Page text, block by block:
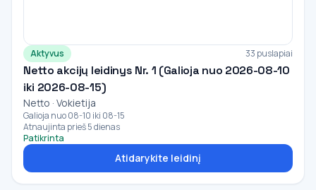
Aktyvus 33 puslapiai
Netto akcijų leidinys Nr. 1 (Galioja nuo 2026-08-10
iki 2026-08-15)
Netto · Vokietija
Galioja nuo 08-10 iki 08-15
Atnaujinta prieš 5 dienas
Patikrinta
Atidarykite leidinį